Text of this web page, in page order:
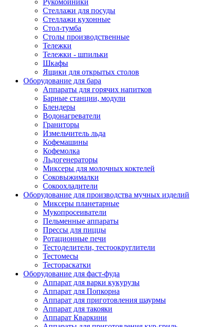
Рукомойники
Стеллажи для посуды
Стеллажи кухонные
Стол-тумба
Столы производственные
Тележки
Тележки - шпильки
Шкафы
Ящики для открытых столов
Оборудование для бара
Аппараты для горячих напитков
Барные станции, модули
Блендеры
Водонагреватели
Граниторы
Измельчитель льда
Кофемашины
Кофемолка
Льдогенераторы
Миксеры для молочных коктелей
Соковыжималки
Сокоохладители
Оборудование для производства мучных изделий
Миксеры планетарные
Мукопросеиватели
Пельменные аппараты
Прессы для пиццы
Ротационные печи
Тестоделители, тестоокруглители
Тестомесы
Тестораскатки
Оборудование для фаст-фуда
Аппарат для варки кукурузы
Аппарат для Попкорна
Аппарат для приготовления шаурмы
Аппарат для такояки
Аппарат Кваркини